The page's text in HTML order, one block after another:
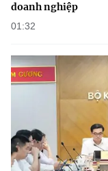
doanh nghiệp
01:32